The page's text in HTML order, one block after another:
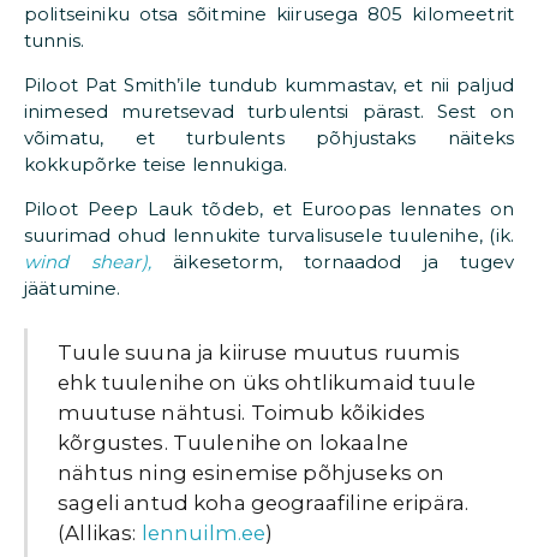
politseiniku otsa sõitmine kiirusega 805 kilomeetrit
tunnis.
Piloot Pat Smith’ile tundub kummastav, et nii paljud
inimesed muretsevad turbulentsi pärast. Sest on
võimatu, et turbulents põhjustaks näiteks
kokkupõrke teise lennukiga.
Piloot Peep Lauk tõdeb, et Euroopas lennates on
suurimad ohud lennukite turvalisusele tuulenihe, (ik.
wind shear),äikesetorm, tornaadod ja tugev
jäätumine.
Tuule suuna ja kiiruse muutus ruumis
ehk tuulenihe on üks ohtlikumaid tuule
muutuse nähtusi. Toimub kõikides
kõrgustes. Tuulenihe on lokaalne
nähtus ning esinemise põhjuseks on
sageli antud koha geograafiline eripära.
(Allikas: lennuilm.ee)